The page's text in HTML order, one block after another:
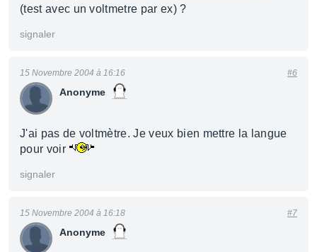
(test avec un voltmetre par ex) ?
signaler
Anonyme
15 Novembre 2004 à 16:16 #6
J'ai pas de voltmètre. Je veux bien mettre la langue
pour voir
signaler
Anonyme
15 Novembre 2004 à 16:18 #7